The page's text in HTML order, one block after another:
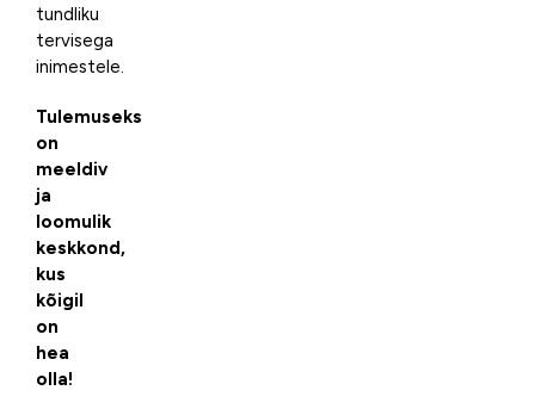
tundliku
tervisega
inimestele.
Tulemuseks
on
meeldiv
ja
loomulik
keskkond,
kus
kõigil
on
hea
olla!